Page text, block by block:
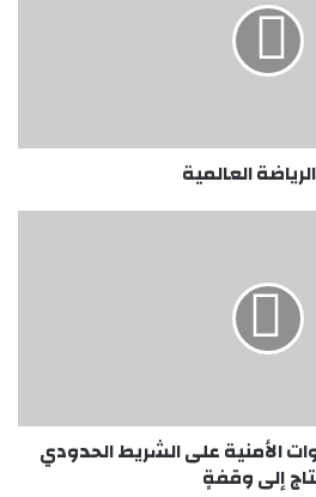
العالمية
الأمنية على الشريط الحدودي
إلى وقفةٍ